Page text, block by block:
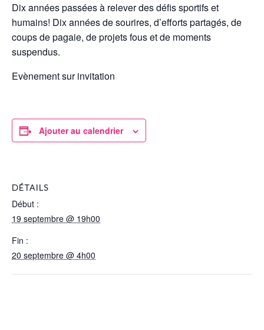
Dix années passées à relever des défis sportifs et
humains! Dix années de sourires, d’efforts partagés, de
coups de pagaie, de projets fous et de moments
suspendus.
Evènement sur invitation
Ajouter au calendrier
DÉTAILS
Début :
19 septembre @ 19h00
Fin :
20 septembre @ 4h00